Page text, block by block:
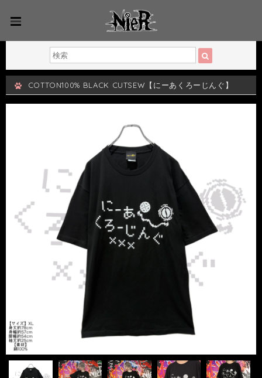
COTTON100% BLACK CUTSEW【にーあくろーじんぐ】